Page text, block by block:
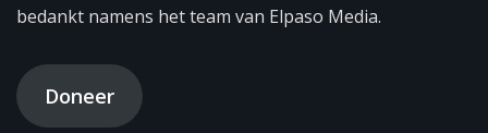
bedankt namens het team van Elpaso Media.
Doneer